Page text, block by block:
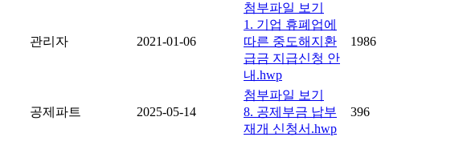
관리자 2021-01-06
첨부파일 보기
1. 기업 휴폐업에
따른 중도해지환
급금 지급신청 안
내.hwp
1986
공제파트 2025-05-14
첨부파일 보기
8. 공제부금 납부
재개 신청서.hwp
396